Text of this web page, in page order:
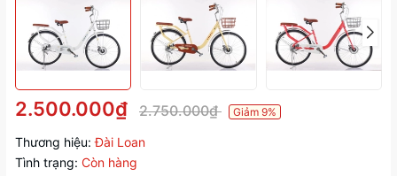
2.500.000₫ 2.750.000₫ Giảm 9%
Thương hiệu: Đài Loan
Tình trạng: Còn hàng